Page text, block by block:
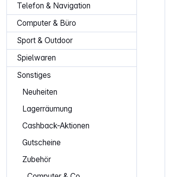
Telefon & Navigation
Computer & Büro
Sport & Outdoor
Spielwaren
Sonstiges
Neuheiten
Lagerräumung
Cashback-Aktionen
Gutscheine
Zubehör